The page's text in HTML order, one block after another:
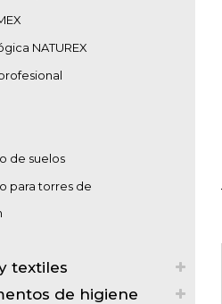
NATUREX
de suelos
para torres de
textiles
de higiene